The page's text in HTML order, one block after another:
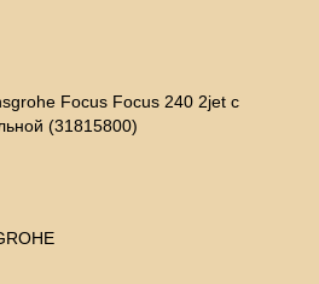
Focus Focus 240 2jet с
(31815800)